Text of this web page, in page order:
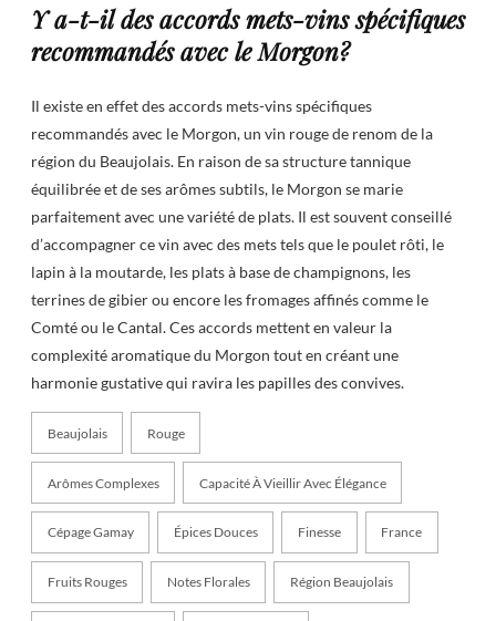
Y a-t-il des accords mets-vins spécifiques
recommandés avec le Morgon?
Il existe en effet des accords mets-vins spécifiques
recommandés avec le Morgon, un vin rouge de renom de la
région du Beaujolais. En raison de sa structure tannique
équilibrée et de ses arômes subtils, le Morgon se marie
parfaitement avec une variété de plats. Il est souvent conseillé
d’accompagner ce vin avec des mets tels que le poulet rôti, le
lapin à la moutarde, les plats à base de champignons, les
terrines de gibier ou encore les fromages affinés comme le
Comté ou le Cantal. Ces accords mettent en valeur la
complexité aromatique du Morgon tout en créant une
harmonie gustative qui ravira les papilles des convives.
Beaujolais Rouge
Arômes Complexes Capacité À Vieillir Avec Élégance
Cépage Gamay Épices Douces Finesse France
Fruits Rouges Notes Florales Région Beaujolais